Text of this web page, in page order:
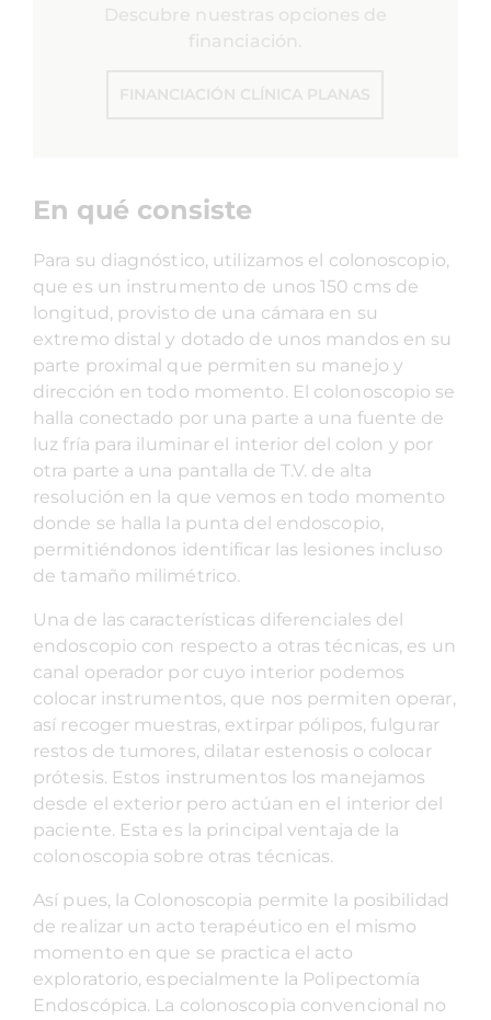
Descubre nuestras opciones de
financiación.
FINANCIACIÓN CLÍNICA PLANAS
En qué consiste
Para su diagnóstico, utilizamos el colonoscopio,
que es un instrumento de unos 150 cms de
longitud, provisto de una cámara en su
extremo distal y dotado de unos mandos en su
parte proximal que permiten su manejo y
dirección en todo momento. El colonoscopio se
halla conectado por una parte a una fuente de
luz fría para iluminar el interior del colon y por
otra parte a una pantalla de T.V. de alta
resolución en la que vemos en todo momento
donde se halla la punta del endoscopio,
permitiéndonos identificar las lesiones incluso
de tamaño milimétrico.
Una de las características diferenciales del
endoscopio con respecto a otras técnicas, es un
canal operador por cuyo interior podemos
colocar instrumentos, que nos permiten operar,
así recoger muestras, extirpar pólipos, fulgurar
restos de tumores, dilatar estenosis o colocar
prótesis. Estos instrumentos los manejamos
desde el exterior pero actúan en el interior del
paciente. Esta es la principal ventaja de la
colonoscopia sobre otras técnicas.
Así pues, la Colonoscopia permite la posibilidad
de realizar un acto terapéutico en el mismo
momento en que se practica el acto
exploratorio, especialmente la Polipectomía
Endoscópica. La colonoscopia convencional no